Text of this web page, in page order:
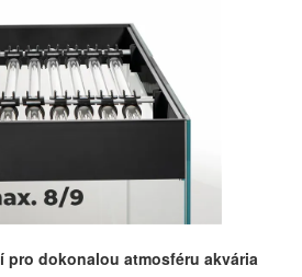
pro dokonalou atmosféru akvária